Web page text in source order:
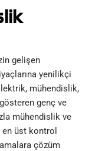
gelişen
yenilikçi
mühendislik,
genç ve
mühendislik ve
üst kontrol
çözüm